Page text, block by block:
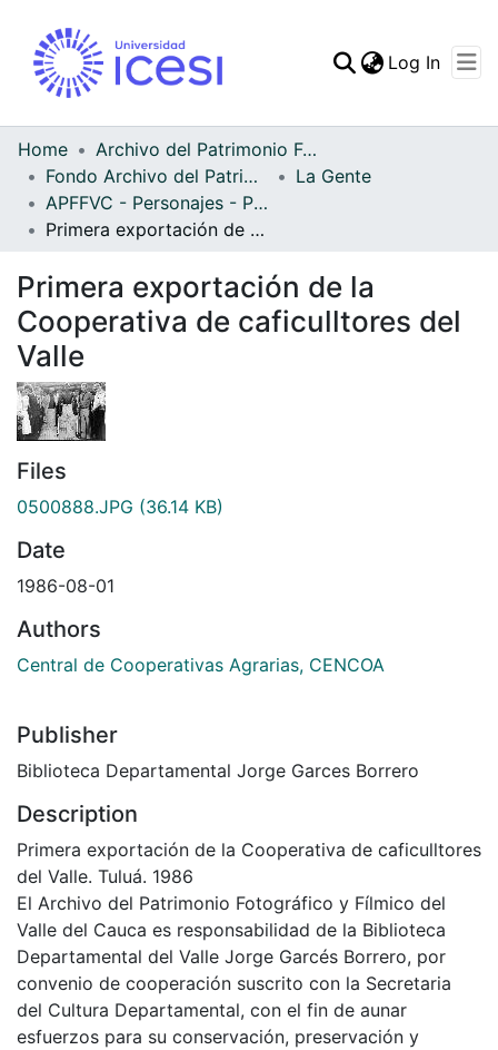
Statistics
Log In
Home
Archivo del Patrimonio Fotográfico y Fílmico del Valle del Cauca
Fondo Archivo del Patrimonio Fotográfico y Fílmico del Valle del Cauca
La Gente
APFFVC - Personajes - Patrimonial
Primera exportación de la Cooperativa de caficulltores del Valle
Primera exportación de la
Cooperativa de caficulltores del
Valle
Files
0500888.JPG (36.14 KB)
Date
1986-08-01
Authors
Central de Cooperativas Agrarias, CENCOA
Publisher
Biblioteca Departamental Jorge Garces Borrero
Description
Primera exportación de la Cooperativa de caficulltores
del Valle. Tuluá. 1986
El Archivo del Patrimonio Fotográfico y Fílmico del
Valle del Cauca es responsabilidad de la Biblioteca
Departamental del Valle Jorge Garcés Borrero, por
convenio de cooperación suscrito con la Secretaria
del Cultura Departamental, con el fin de aunar
esfuerzos para su conservación, preservación y